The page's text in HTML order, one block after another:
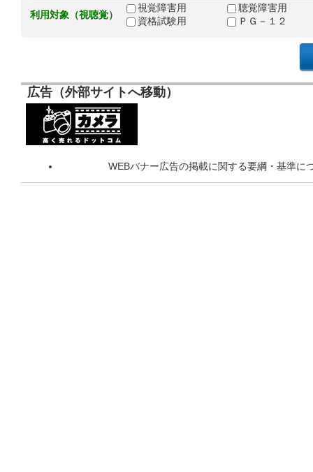
利用対象（視聴覚）
視覚障害用
聴覚障害用
資格試験用
ＰＧ－１２
広告（外部サイトへ移動）
WEBバナー広告の掲載に関する要綱・基準に